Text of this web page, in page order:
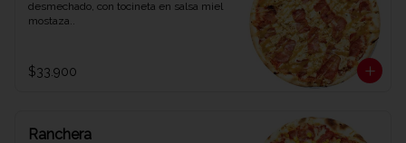
desmechado, con tocineta en salsa miel
mostaza..
$33.900
Ranchera